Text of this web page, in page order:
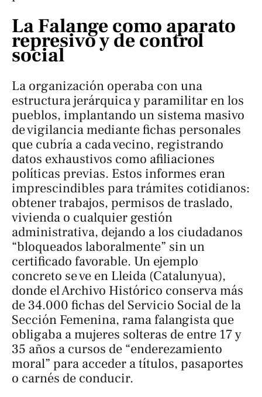
La Falange como aparato
represivo y de control
social
La organización operaba con una
estructura jerárquica y paramilitar en los
pueblos, implantando un sistema masivo
de vigilancia mediante fichas personales
que cubría a cada vecino, registrando
datos exhaustivos como afiliaciones
políticas previas. Estos informes eran
imprescindibles para trámites cotidianos:
obtener trabajos, permisos de traslado,
vivienda o cualquier gestión
administrativa, dejando a los ciudadanos
“bloqueados laboralmente” sin un
certificado favorable. Un ejemplo
concreto se ve en Lleida (Catalunyua),
donde el Archivo Histórico conserva más
de 34.000 fichas del Servicio Social de la
Sección Femenina, rama falangista que
obligaba a mujeres solteras de entre 17 y
35 años a cursos de “enderezamiento
moral” para acceder a títulos, pasaportes
o carnés de conducir.